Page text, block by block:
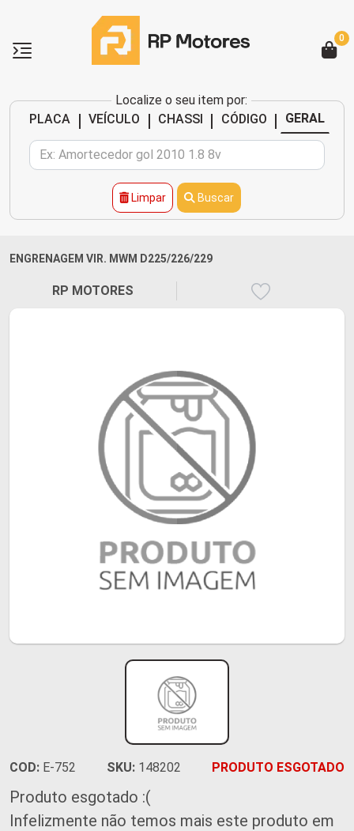
Localize o seu item por:
PLACA
| VEÍCULO | CHASSI | CÓDIGO | GERAL
Limpar Buscar
0
ENGRENAGEM VIR. MWM D225/226/229
RP MOTORES
COD: E-752 SKU: 148202 PRODUTO ESGOTADO
Produto esgotado :(
Infelizmente não temos mais este produto em